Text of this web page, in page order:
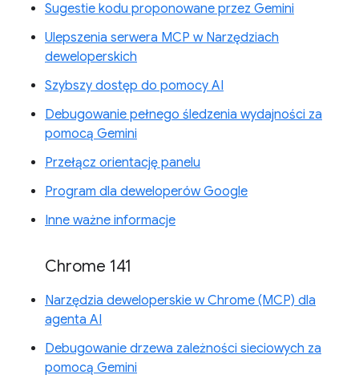
Sugestie kodu proponowane przez Gemini
Ulepszenia serwera MCP w Narzędziach
deweloperskich
Szybszy dostęp do pomocy AI
Debugowanie pełnego śledzenia wydajności za
pomocą Gemini
Przełącz orientację panelu
Program dla deweloperów Google
Inne ważne informacje
Chrome 141
Narzędzia deweloperskie w Chrome (MCP) dla
agenta AI
Debugowanie drzewa zależności sieciowych za
pomocą Gemini